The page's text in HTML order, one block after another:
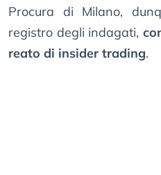
Procura di Milano,
registro degli indagati,
reato di insider trading.